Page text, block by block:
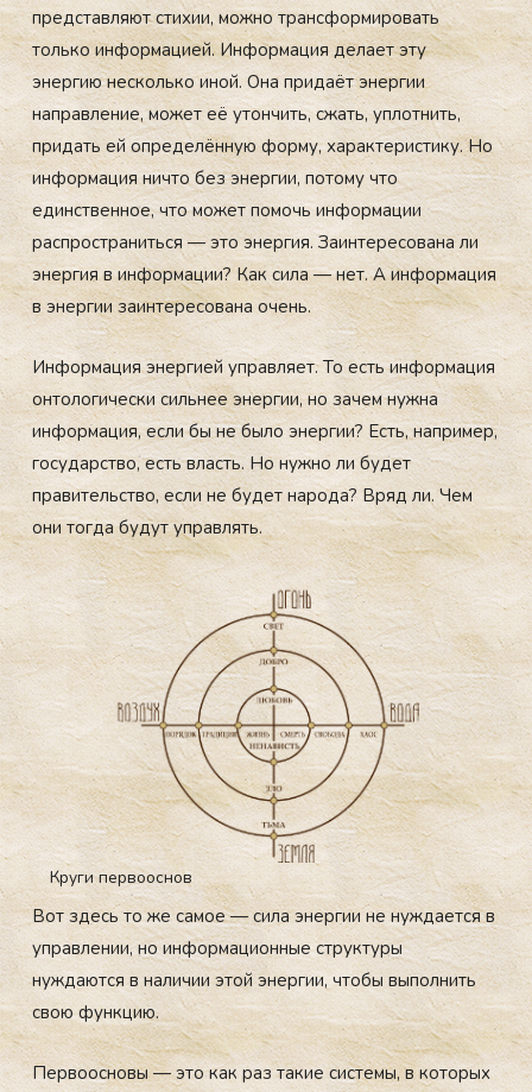
представляют стихии, можно трансформировать
только информацией. Информация делает эту
энергию несколько иной. Она придаёт энергии
направление, может её утончить, сжать, уплотнить,
придать ей определённую форму, характеристику. Но
информация ничто без энергии, потому что
единственное, что может помочь информации
распространиться — это энергия. Заинтересована ли
энергия в информации? Как сила — нет. А информация
в энергии заинтересована очень.
Информация энергией управляет. То есть информация
онтологически сильнее энергии, но зачем нужна
информация, если бы не было энергии? Есть, например,
государство, есть власть. Но нужно ли будет
правительство, если не будет народа? Вряд ли. Чем
они тогда будут управлять.
Круги первооснов
Вот здесь то же самое — сила энергии не нуждается в
управлении, но информационные структуры
нуждаются в наличии этой энергии, чтобы выполнить
свою функцию.
Первоосновы — это как раз такие системы, в которых